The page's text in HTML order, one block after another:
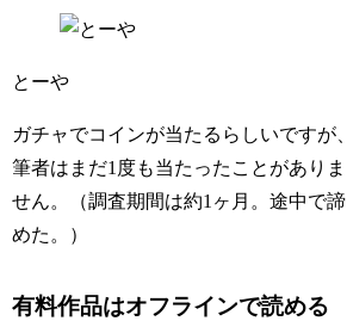
とーや
ガチャでコインが当たるらしいですが、
筆者はまだ1度も当たったことがありま
せん。（調査期間は約1ヶ月。途中で諦
めた。）
有料作品はオフラインで読める